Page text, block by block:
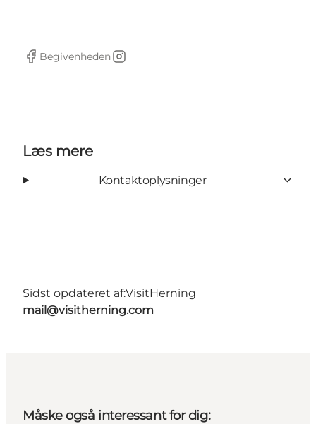
Facebook
Begivenheden
Instagram
Læs mere
Kontaktoplysninger
Sidst opdateret af:VisitHerning
mail@visitherning.com
Måske også interessant for dig: